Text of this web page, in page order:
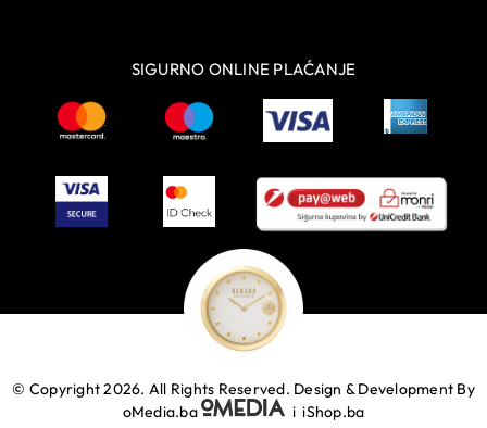
SIGURNO ONLINE PLAĆANJE
© Copyright 2026. All Rights Reserved. Design & Development By
oMedia.ba
iiShop.ba